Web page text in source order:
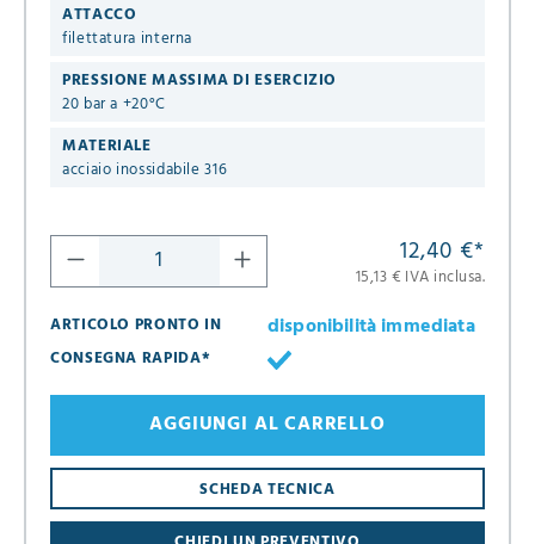
ATTACCO
filettatura interna
PRESSIONE MASSIMA DI ESERCIZIO
20 bar a +20°C
MATERIALE
acciaio inossidabile 316
12,40 €*
15,13 € IVA inclusa.
ARTICOLO PRONTO IN
disponibilità immediata
CONSEGNA RAPIDA*
SCHEDA TECNICA
AGGIUNGI AL CARRELLO
8
16